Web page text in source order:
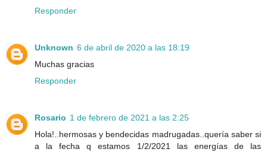
Responder
Unknown 6 de abril de 2020 a las 18:19
Muchas gracias
Responder
Rosario 1 de febrero de 2021 a las 2:25
Hola!..hermosas y bendecidas madrugadas..quería saber si
a la fecha q estamos 1/2/2021 las energías de las